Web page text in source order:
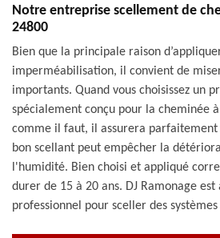
Notre entreprise scellement de
24800
Bien que la principale raison
imperméabilisation, il convient de
importants. Quand vous choisissez un
spécialement conçu pour la cheminée
comme il faut, il assurera parfaitement
bon scellant peut empêcher la
l'humidité. Bien choisi et appliqué
durer de 15 à 20 ans. DJ Ramonage
professionnel pour sceller des